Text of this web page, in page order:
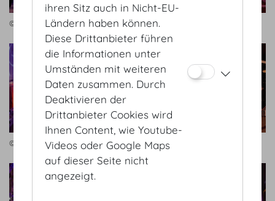
© Bernhard AV © AV-Professional GmbH
© AV-Professional GmbH © AV-Professional GmbH
ihren Sitz auch in Nicht-EU-
Ländern haben können.
Diese Drittanbieter führen
die Informationen unter
Umständen mit weiteren
Daten zusammen. Durch
Deaktivieren der
Drittanbieter Cookies wird
Ihnen Content, wie Youtube-
Videos oder Google Maps
auf dieser Seite nicht
angezeigt.